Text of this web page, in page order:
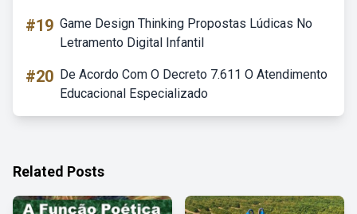
#19 Game Design Thinking Propostas Lúdicas No
Letramento Digital Infantil
#20 De Acordo Com O Decreto 7.611 O Atendimento
Educacional Especializado
Related Posts